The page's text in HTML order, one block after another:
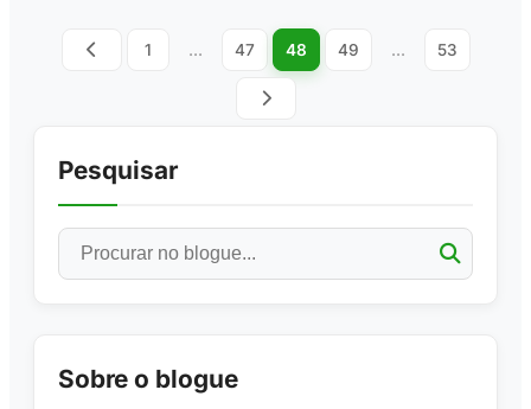
1 ... 47 48 49 ... 53
Pesquisar
Sobre o blogue